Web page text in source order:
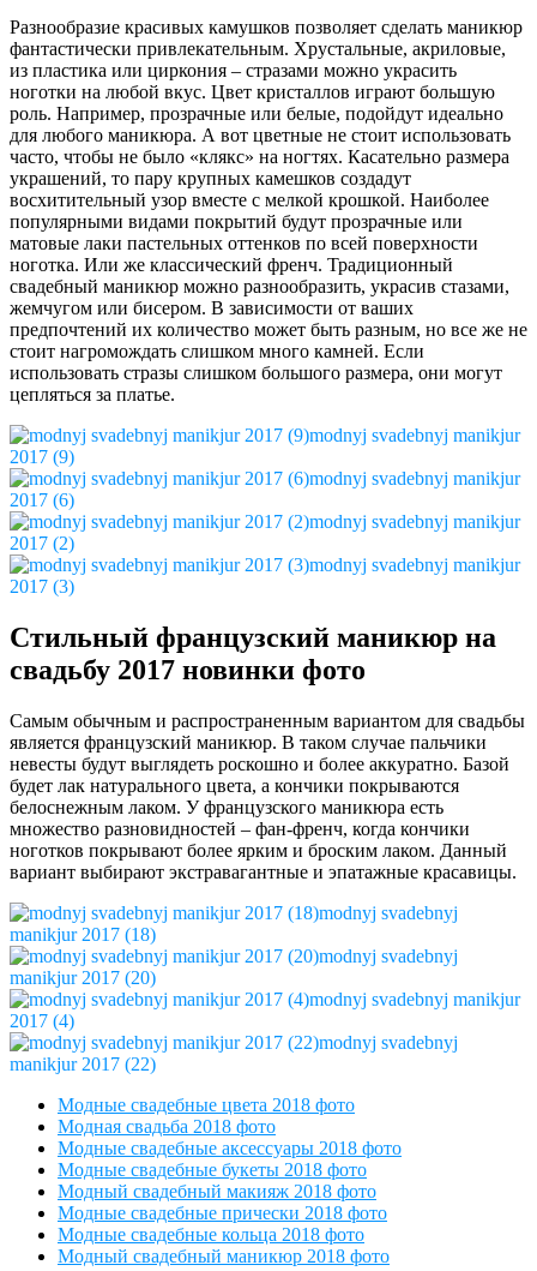
Разнообразие красивых камушков позволяет сделать маникюр
фантастически привлекательным. Хрустальные, акриловые,
из пластика или циркония – стразами можно украсить
ноготки на любой вкус. Цвет кристаллов играют большую
роль. Например, прозрачные или белые, подойдут идеально
для любого маникюра. А вот цветные не стоит использовать
часто, чтобы не было «клякс» на ногтях. Касательно размера
украшений, то пару крупных камешков создадут
восхитительный узор вместе с мелкой крошкой. Наиболее
популярными видами покрытий будут прозрачные или
матовые лаки пастельных оттенков по всей поверхности
ноготка. Или же классический френч. Традиционный
свадебный маникюр можно разнообразить, украсив стазами,
жемчугом или бисером. В зависимости от ваших
предпочтений их количество может быть разным, но все же не
стоит нагромождать слишком много камней. Если
использовать стразы слишком большого размера, они могут
цепляться за платье.
modnyj svadebnyj manikjur
2017 (9)
modnyj svadebnyj manikjur
2017 (6)
modnyj svadebnyj manikjur
2017 (2)
modnyj svadebnyj manikjur
2017 (3)
Стильный французский маникюр на
свадьбу 2017 новинки фото
Самым обычным и распространенным вариантом для свадьбы
является французский маникюр. В таком случае пальчики
невесты будут выглядеть роскошно и более аккуратно. Базой
будет лак натурального цвета, а кончики покрываются
белоснежным лаком. У французского маникюра есть
множество разновидностей – фан-френч, когда кончики
ноготков покрывают более ярким и броским лаком. Данный
вариант выбирают экстравагантные и эпатажные красавицы.
modnyj svadebnyj
manikjur 2017 (18)
modnyj svadebnyj
manikjur 2017 (20)
modnyj svadebnyj manikjur
2017 (4)
modnyj svadebnyj
manikjur 2017 (22)
Модные свадебные цвета 2018 фото
Модная свадьба 2018 фото
Модные свадебные аксессуары 2018 фото
Модные свадебные букеты 2018 фото
Модный свадебный макияж 2018 фото
Модные свадебные прически 2018 фото
Модные свадебные кольца 2018 фото
Модный свадебный маникюр 2018 фото